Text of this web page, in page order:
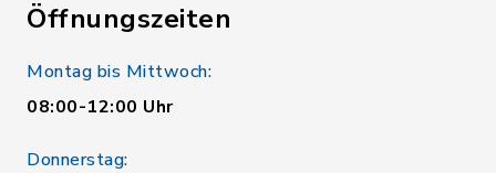
Öffnungszeiten
Montag bis Mittwoch:
08:00-12:00 Uhr
Donnerstag: